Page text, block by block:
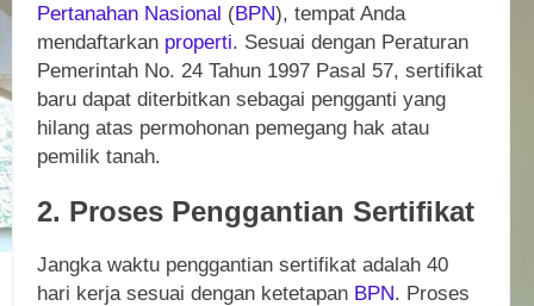
Pertanahan Nasional (BPN), tempat Anda
mendaftarkan properti. Sesuai dengan Peraturan
Pemerintah No. 24 Tahun 1997 Pasal 57, sertifikat
baru dapat diterbitkan sebagai pengganti yang
hilang atas permohonan pemegang hak atau
pemilik tanah.
2. Proses Penggantian Sertifikat
Jangka waktu penggantian sertifikat adalah 40
hari kerja sesuai dengan ketetapan BPN. Proses